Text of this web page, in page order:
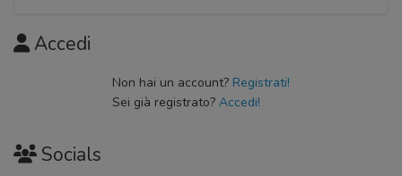
Accedi
Non hai un account? Registrati!
Sei già registrato? Accedi!
Socials